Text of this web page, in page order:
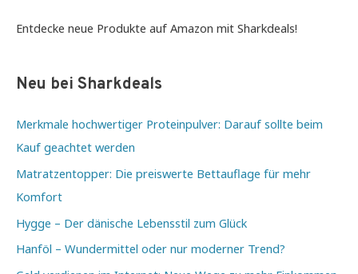
Kügelchen
Entdecke neue Produkte auf Amazon mit Sharkdeals!
Neu bei Sharkdeals
Merkmale hochwertiger Proteinpulver: Darauf sollte beim
Kauf geachtet werden
Matratzentopper: Die preiswerte Bettauflage für mehr
Komfort
Hygge – Der dänische Lebensstil zum Glück
Hanföl – Wundermittel oder nur moderner Trend?